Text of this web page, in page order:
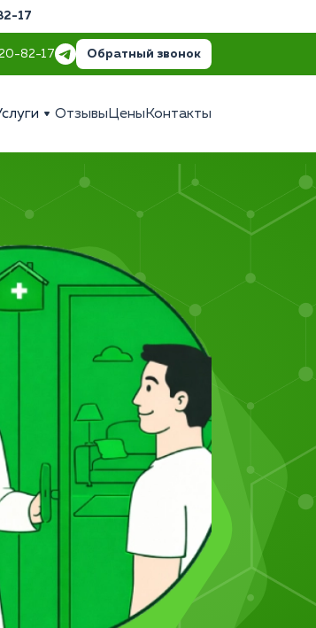
17
82-17 Обратный звонок
Отзывы Цены Контакты